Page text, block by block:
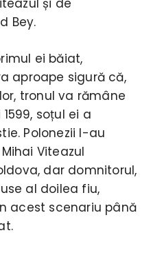
și de
Bey.
ei băiat,
aproape sigură că,
tronul va rămâne
soțul ei a
Polonezii l-au
Viteazul
dar domnitorul,
al doilea fiu,
acest scenariu până